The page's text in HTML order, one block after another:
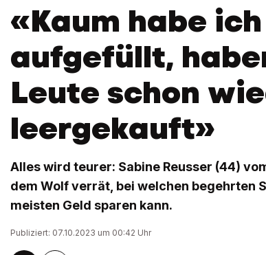
«Kaum habe
aufgefüllt,
Leute schon
leergekauft»
Alles wird teurer: Sabine Reusser (44)
dem Wolf verrät, bei welchen begehrten
meisten Geld sparen kann.
Publiziert: 07.10.2023 um 00:42 Uhr